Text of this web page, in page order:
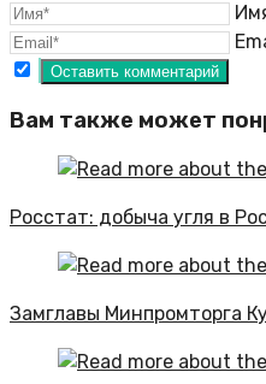
Вам также может
Росстат: добыча угля в
Замглавы Минпромторга